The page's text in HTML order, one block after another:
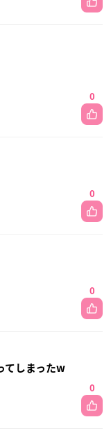
0
0
0
てしまったw
0